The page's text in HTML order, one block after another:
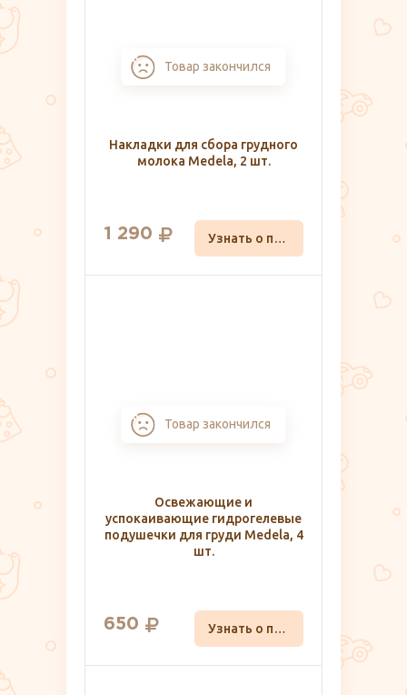
Товар закончился
Накладки для сбора грудного
молока Medela, 2 шт.
1 290 Узнать о поступлении
Товар закончился
Освежающие и
успокаивающие гидрогелевые
подушечки для груди Medela, 4
шт.
650 Узнать о поступлении